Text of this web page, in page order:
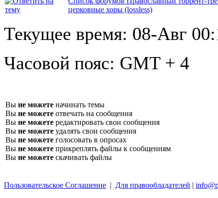
церковные хоры (lossless)
Текущее время: 08-Авг
Часовой пояс: GMT + 4
Вы не можете начинать темы
Вы не можете отвечать на сообщения
Вы не можете редактировать свои сообщения
Вы не можете удалять свои сообщения
Вы не можете голосовать в опросах
Вы не можете прикреплять файлы к сообщениям
Вы не можете скачивать файлы
Пользовательское Соглашение | Для правообладателей |